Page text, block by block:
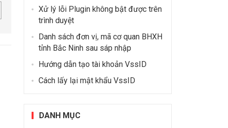
Xử lý lỗi Plugin không bật được trên
trình duyệt
Danh sách đơn vị, mã cơ quan BHXH
tỉnh Bắc Ninh sau sáp nhập
Hướng dẫn tạo tài khoản VssID
Cách lấy lại mật khẩu VssID
DANH MỤC